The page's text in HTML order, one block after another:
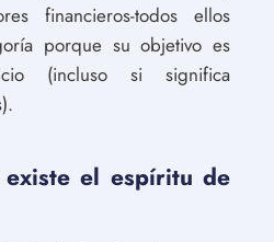
financieros-todos ellos
porque su objetivo es
(incluso si significa
existe el espíritu de